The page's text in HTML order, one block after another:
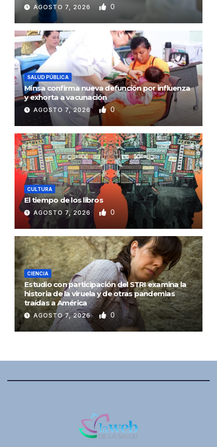
AGOSTO 7, 2026 0
SALUD PÚBLICA
Minsa confirma nueva defunción por influenza
y exhorta a vacunación
AGOSTO 7, 2026 0
CULTURA
El tiempo de los libros
AGOSTO 7, 2026 0
CIENCIA
Estudio con participación del STRI examina la
historia de la viruela y de otras pandemias
traídas a América
AGOSTO 7, 2026 0